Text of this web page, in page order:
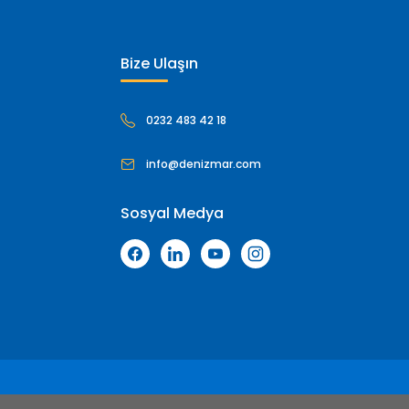
Bize Ulaşın
0232 483 42 18
info@denizmar.com
Sosyal Medya